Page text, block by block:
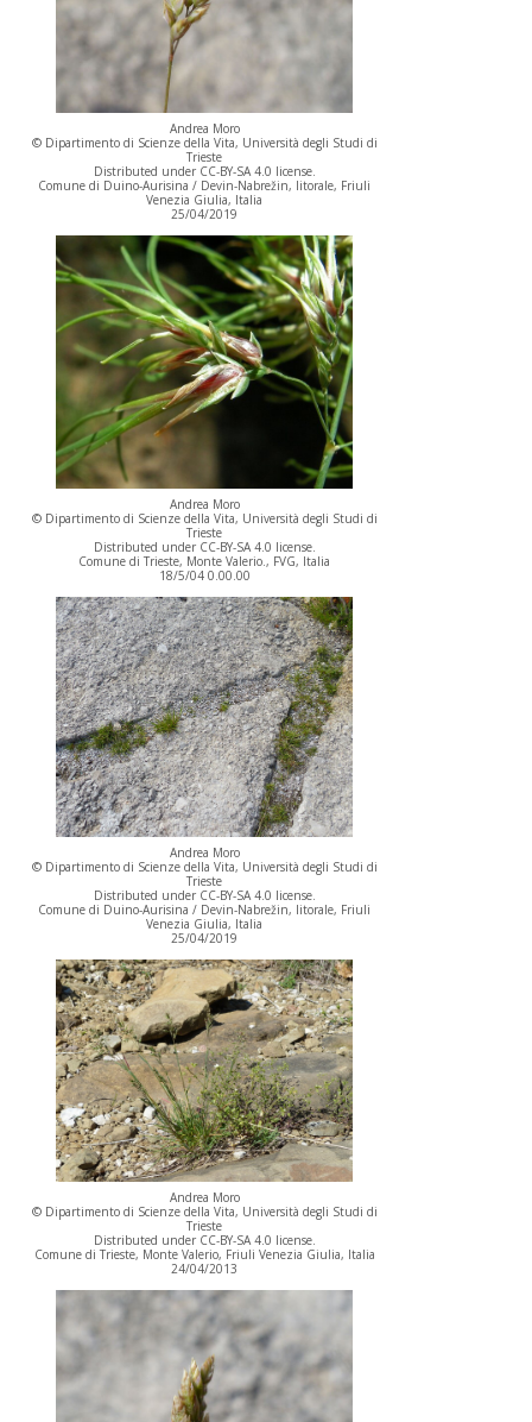
Andrea Moro
© Dipartimento di Scienze della Vita, Università degli Studi di
Trieste
Distributed under CC-BY-SA 4.0 license.
Comune di Duino-Aurisina / Devin-Nabrežin, litorale, Friuli
Venezia Giulia, Italia
25/04/2019
Andrea Moro
© Dipartimento di Scienze della Vita, Università degli Studi di
Trieste
Distributed under CC-BY-SA 4.0 license.
Comune di Trieste, Monte Valerio., FVG, Italia
18/5/04 0.00.00
Andrea Moro
© Dipartimento di Scienze della Vita, Università degli Studi di
Trieste
Distributed under CC-BY-SA 4.0 license.
Comune di Duino-Aurisina / Devin-Nabrežin, litorale, Friuli
Venezia Giulia, Italia
25/04/2019
Andrea Moro
© Dipartimento di Scienze della Vita, Università degli Studi di
Trieste
Distributed under CC-BY-SA 4.0 license.
Comune di Trieste, Monte Valerio, Friuli Venezia Giulia, Italia
24/04/2013